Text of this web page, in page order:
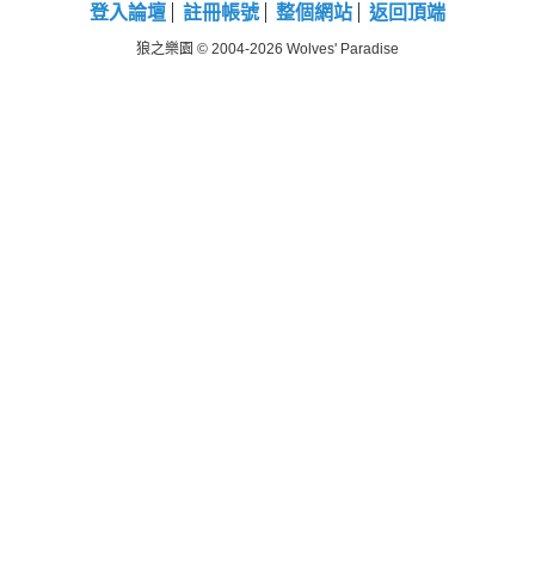
22 23 24 25 26
登入論壇 註冊帳號 整個網站 返回頂端
狼之樂園 © 2004-2026 Wolves' Paradise